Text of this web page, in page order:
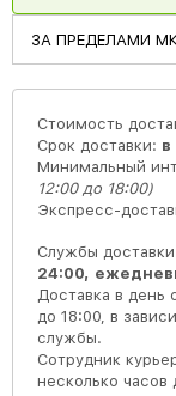
ЗА ПРЕДЕЛАМИ
Стоимость
Срок доставки: в
Минимальный
12:00 до 18:00)
Экспресс-
Службы
24:00,
Доставка в день
до 18:00, в
службы.
Сотрудник
несколько часов